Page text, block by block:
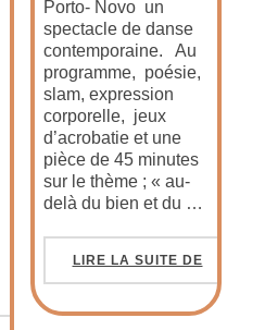
Porto- Novo un
spectacle de danse
contemporaine. Au
programme, poésie,
slam, expression
corporelle, jeux
d’acrobatie et une
pièce de 45 minutes
sur le thème ; « au-
delà du bien et du …
LIRE LA SUITE DE